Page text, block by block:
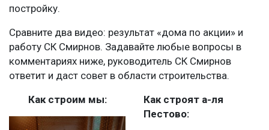
постройку.
Сравните два видео: результат «дома по акции» и
работу СК Смирнов. Задавайте любые вопросы в
комментариях ниже, руководитель СК Смирнов
ответит и даст совет в области строительства.
Как строим мы:
Как строят а-ля
Пестово: